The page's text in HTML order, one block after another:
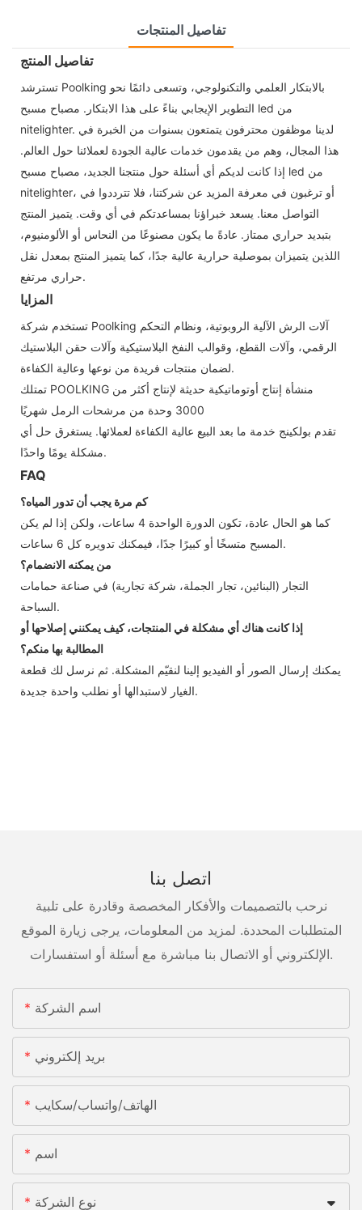
تفاصيل المنتجات
تفاصيل المنتج
تسترشد Poolking بالابتكار العلمي والتكنولوجي، وتسعى دائمًا نحو
التطوير الإيجابي بناءً على هذا الابتكار. مصباح مسبح led من
nitelighter. لدينا موظفون محترفون يتمتعون بسنوات من الخبرة في
هذا المجال، وهم من يقدمون خدمات عالية الجودة لعملائنا حول العالم.
إذا كانت لديكم أي أسئلة حول منتجنا الجديد، مصباح مسبح led من
nitelighter، أو ترغبون في معرفة المزيد عن شركتنا، فلا تترددوا في
التواصل معنا. يسعد خبراؤنا بمساعدتكم في أي وقت. يتميز المنتج
بتبديد حراري ممتاز. عادةً ما يكون مصنوعًا من النحاس أو الألومنيوم،
اللذين يتميزان بموصلية حرارية عالية جدًا، كما يتميز المنتج بمعدل نقل
حراري مرتفع.
المزايا
تستخدم شركة Poolking آلات الرش الآلية الروبوتية، ونظام التحكم
الرقمي، وآلات القطع، وقوالب النفخ البلاستيكية وآلات حقن البلاستيك
لضمان منتجات فريدة من نوعها وعالية الكفاءة.
تمتلك POOLKING منشأة إنتاج أوتوماتيكية حديثة لإنتاج أكثر من
3000 وحدة من مرشحات الرمل شهريًا
تقدم بولكينج خدمة ما بعد البيع عالية الكفاءة لعملائها. يستغرق حل أي
مشكلة يومًا واحدًا.
FAQ
كم مرة يجب أن تدور المياه؟
كما هو الحال عادة، تكون الدورة الواحدة 4 ساعات، ولكن إذا لم يكن
المسبح متسخًا أو كبيرًا جدًا، فيمكنك تدويره كل 6 ساعات.
من يمكنه الانضمام؟
التجار (البنائين، تجار الجملة، شركة تجارية) في صناعة حمامات
السباحة.
إذا كانت هناك أي مشكلة في المنتجات، كيف يمكنني إصلاحها أو
المطالبة بها منكم؟
يمكنك إرسال الصور أو الفيديو إلينا لنقيّم المشكلة. ثم نرسل لك قطعة
الغيار لاستبدالها أو نطلب واحدة جديدة.
اتصل بنا
نرحب بالتصميمات والأفكار المخصصة وقادرة على تلبية
المتطلبات المحددة. لمزيد من المعلومات، يرجى زيارة الموقع
الإلكتروني أو الاتصال بنا مباشرة مع أسئلة أو استفسارات.
اسم الشركة
بريد إلكتروني
الهاتف/واتساب/سكايب
اسم
نوع الشركة